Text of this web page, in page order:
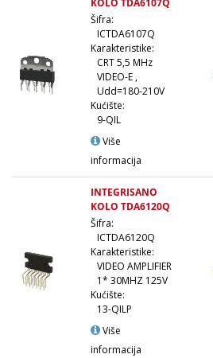
KOLO TDA6107Q
Šifra:
ICTDA6107Q
Karakteristike:
CRT 5,5 MHz
VIDEO-E ,
Udd=180-210V
Kućište:
9-QIL
Više
informacija
INTEGRISANO
KOLO TDA6120Q
Šifra:
ICTDA6120Q
Karakteristike:
VIDEO AMPLIFIER
1* 30MHZ 125V
Kućište:
13-QILP
Više
informacija